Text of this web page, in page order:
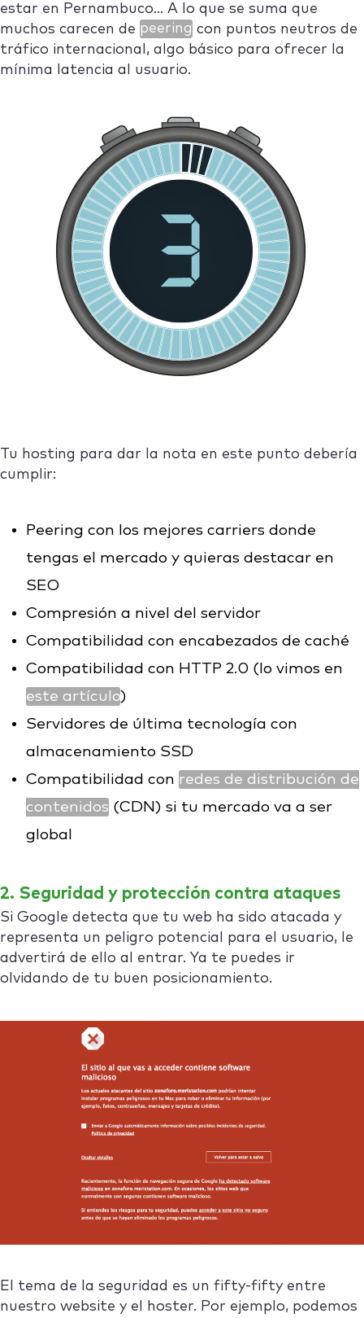
estar en Pernambuco… A lo que se suma que
muchos carecen de peering con puntos neutros de
tráfico internacional, algo básico para ofrecer la
mínima latencia al usuario.
Tu hosting para dar la nota en este punto debería
cumplir:
Peering con los mejores carriers donde
tengas el mercado y quieras destacar en
SEO
Compresión a nivel del servidor
Compatibilidad con encabezados de caché
Compatibilidad con HTTP 2.0 (lo vimos en
este artículo)
Servidores de última tecnología con
almacenamiento SSD
Compatibilidad con redes de distribución de
contenidos (CDN) si tu mercado va a ser
global
2. Seguridad y protección contra ataques
Si Google detecta que tu web ha sido atacada y
representa un peligro potencial para el usuario, le
advertirá de ello al entrar. Ya te puedes ir
olvidando de tu buen posicionamiento.
El tema de la seguridad es un fifty-fifty entre
nuestro website y el hoster. Por ejemplo, podemos